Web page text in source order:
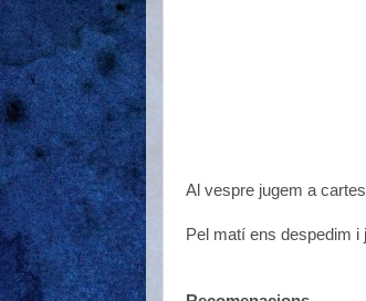
Al vespre jugem a
Pel matí ens despedim i